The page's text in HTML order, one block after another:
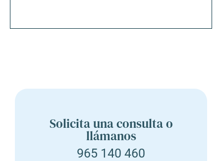
Solicita una consulta o
llámanos
965 140 460